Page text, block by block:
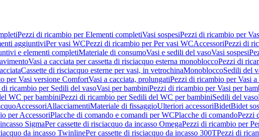
Pezzi di ricambio per Elementi completiVasi sospesiPezzi di ricambio per
aggiuntiviPer vasi WCPezzi di ricambio per Per vasi WCAccessoriPezzi di
e elementi completiMateriale di consumoVasi e sedili del vasoVasi sospesi
Vasi a cacciata per cassetta di risciacquo esterna monobloccoPezzi di
Cassette di risciacquo esterne per vasi, in vetrochinaMonobloccoSedili del
per Vasi versione ComfortVasi a cacciata, prolungatiPezzi di ricambio per Vasi
di ricambio per Sedili del vasoVasi per bambiniPezzi di ricambio per Vasi per
WC per bambiniPezzi di ricambio per Sedili del WC per bambiniSedili del vaso
AccessoriAllacciamentiMateriale di fissaggioUlteriori accessoriBidetBidet
per AccessoriPlacche di comando e comandi per WCPlacche di comandoPezzi
SigmaPer cassette di risciacquo da incasso OmegaPezzi di ricambio per
da incasso TwinlinePer cassette di risciacquo da incasso 300TPezzi di